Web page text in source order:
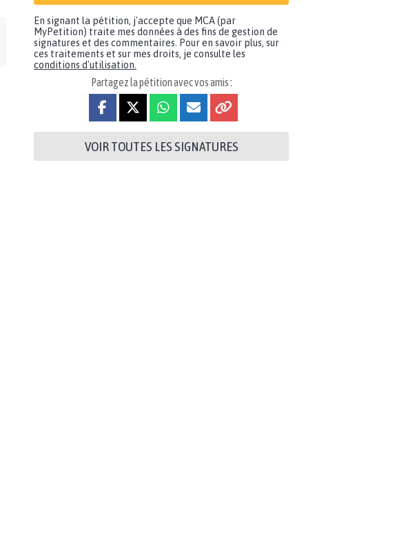
En signant la pétition, j'accepte que MCA (par
MyPetition) traite mes données à des fins de gestion de
signatures et des commentaires. Pour en savoir plus, sur
ces traitements et sur mes droits, je consulte les
conditions d'utilisation.
Partagez la pétition avec vos amis :
VOIR TOUTES LES SIGNATURES